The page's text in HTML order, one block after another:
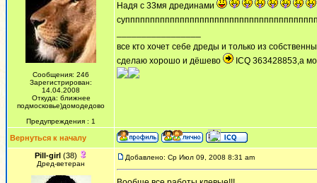
Сообщения: 246
Зарегистрирован:
14.04.2008
Откуда: ближнее
подмосковье)домодедово
Предупреждения : 1
Надя с 33мя дрединами
все кто хочет себе дреды и только из
сделаю хорошо и дёшево
ICQ 363428853,а
Вернуться к началу
Pill-girl (38)
Дред-ветеран
Добавлено: Ср Июл 09, 2008 8:31 am